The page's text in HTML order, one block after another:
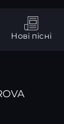
Нові пісні